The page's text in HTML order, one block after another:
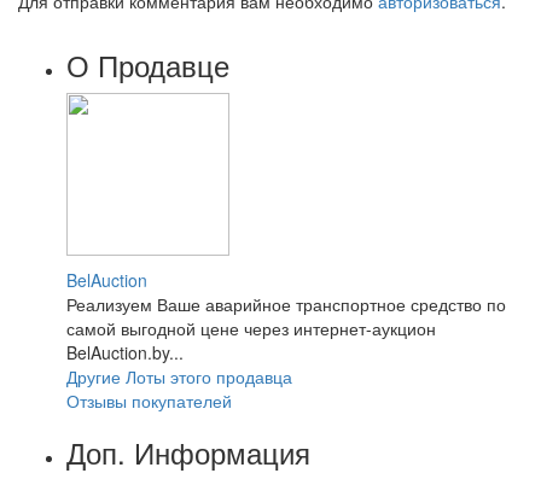
О Продавце
BelAuction
Реализуем Ваше аварийное транспортное средство по
самой выгодной цене через интернет-аукцион
BelAuction.by...
Другие Лоты этого продавца
Отзывы покупателей
Доп. Информация